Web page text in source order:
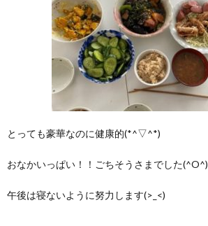
とっても豪華なのに健康的(*^▽^*)
おなかいっぱい！！ごちそうさまでした(^O^)
午後は寝ないように努力します(>_<)